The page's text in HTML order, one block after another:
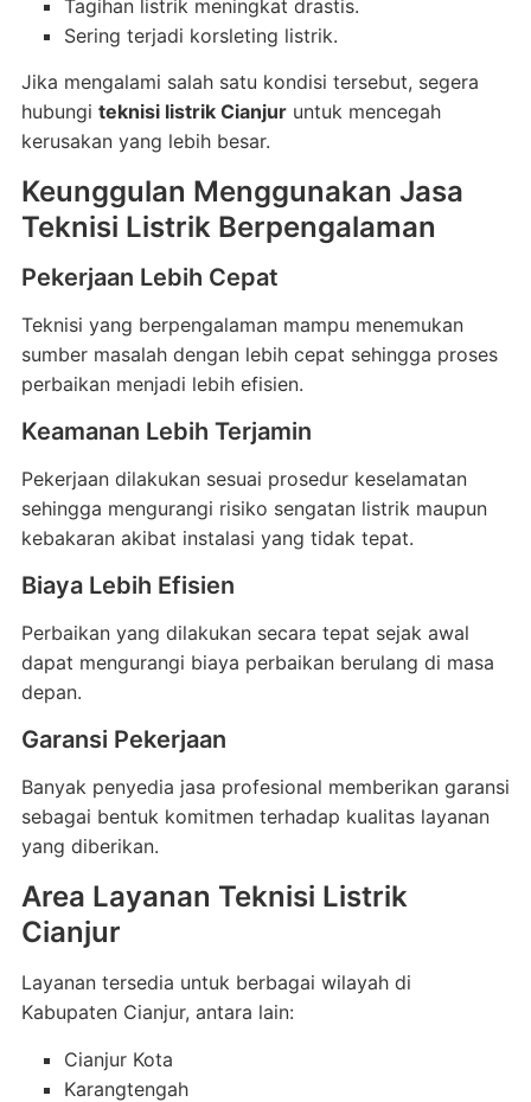
Tagihan listrik meningkat drastis.
Sering terjadi korsleting listrik.
Jika mengalami salah satu kondisi tersebut, segera
hubungi teknisi listrik Cianjuruntuk mencegah
kerusakan yang lebih besar.
Keunggulan Menggunakan Jasa
Teknisi Listrik Berpengalaman
Pekerjaan Lebih Cepat
Teknisi yang berpengalaman mampu menemukan
sumber masalah dengan lebih cepat sehingga proses
perbaikan menjadi lebih efisien.
Keamanan Lebih Terjamin
Pekerjaan dilakukan sesuai prosedur keselamatan
sehingga mengurangi risiko sengatan listrik maupun
kebakaran akibat instalasi yang tidak tepat.
Biaya Lebih Efisien
Perbaikan yang dilakukan secara tepat sejak awal
dapat mengurangi biaya perbaikan berulang di masa
depan.
Garansi Pekerjaan
Banyak penyedia jasa profesional memberikan garansi
sebagai bentuk komitmen terhadap kualitas layanan
yang diberikan.
Area Layanan Teknisi Listrik
Cianjur
Layanan tersedia untuk berbagai wilayah di
Kabupaten Cianjur, antara lain:
Cianjur Kota
Karangtengah